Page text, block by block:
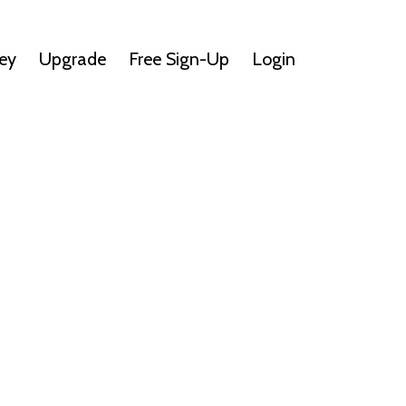
Upgrade Free Sign-Up Login